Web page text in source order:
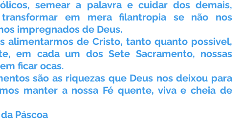
semear a palavra e cuidar dos demais,
em mera filantropia se não nos
impregnados de Deus.
alimentarmos de Cristo, tanto quanto possivel,
em cada um dos Sete Sacramento, nossas
ficar ocas.
são as riquezas que Deus nos deixou para
manter a nossa Fé quente, viva e cheia de
Páscoa